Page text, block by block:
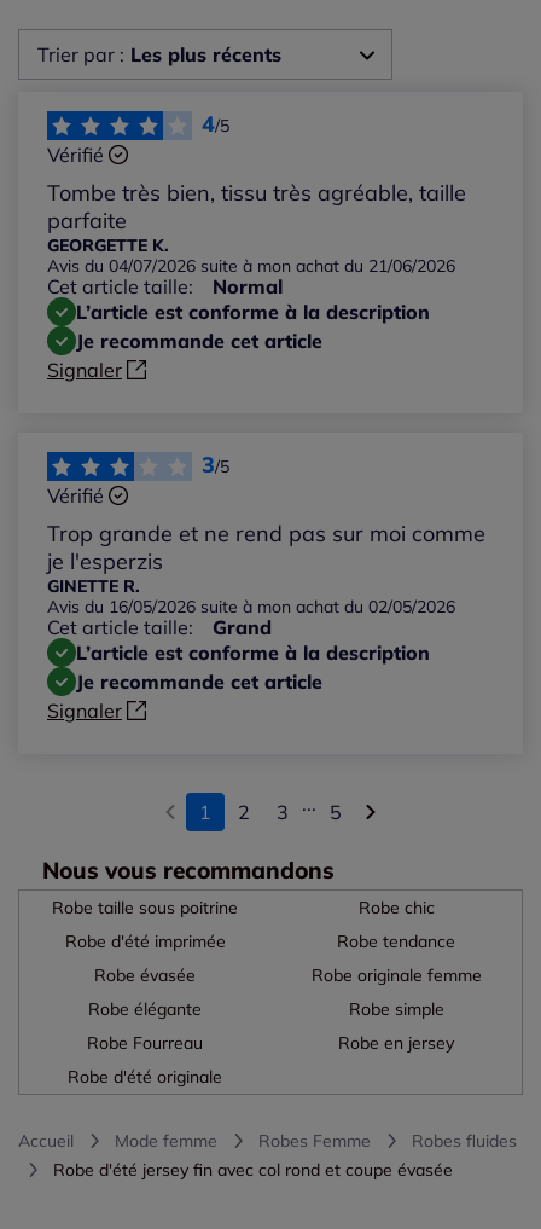
Trier par : Les plus récents
Les plus récents
Les plus anciens
Notes les plus élevées
Notes les plus basses
4/5
Vérifié
Tombe très bien, tissu très agréable, taille
parfaite
GEORGETTE K.
Avis du 04/07/2026 suite à mon achat du 21/06/2026
Cet article taille:
Normal
L’article est conforme à la description
Je recommande cet article
Signaler
3/5
Vérifié
Trop grande et ne rend pas sur moi comme
je l'esperzis
GINETTE R.
Avis du 16/05/2026 suite à mon achat du 02/05/2026
Cet article taille:
Grand
L’article est conforme à la description
Je recommande cet article
Signaler
1 2 3 ... 5
Nous vous recommandons
Robe taille sous poitrine
Robe d'été imprimée
Robe évasée
Robe chic
Robe tendance
Robe originale femme
Robe élégante
Robe Fourreau
Robe d'été originale
Robe simple
Robe en jersey
Accueil Mode femme Robes Femme
Robes fluides
Robe d'été jersey fin avec col rond et coupe évasée